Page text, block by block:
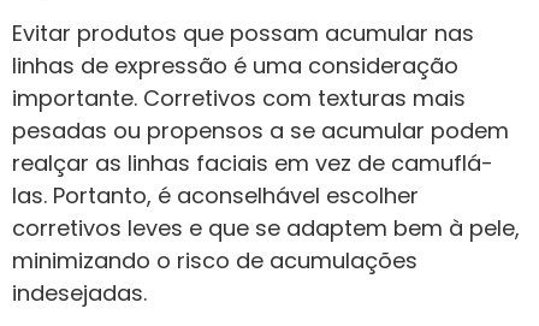
Evitar produtos que possam acumular nas
linhas de expressão é uma consideração
importante. Corretivos com texturas mais
pesadas ou propensos a se acumular podem
realçar as linhas faciais em vez de camuflá-
las. Portanto, é aconselhável escolher
corretivos leves e que se adaptem bem à pele,
minimizando o risco de acumulações
indesejadas.